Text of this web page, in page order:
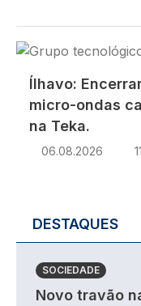
Imagem
Ílhavo:
micro-ondas
na Teka.
06.08.2026
DESTAQUES
SOCIEDADE
Novo travão